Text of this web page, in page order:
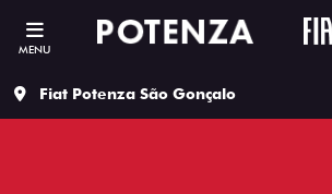
MENU
Fiat Potenza São Gonçalo